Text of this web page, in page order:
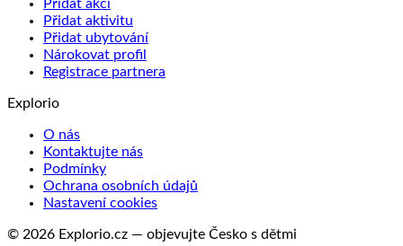
Přidat akci
Přidat aktivitu
Přidat ubytování
Nárokovat profil
Registrace partnera
Explorio
O nás
Kontaktujte nás
Podmínky
Ochrana osobních údajů
Nastavení cookies
© 2026 Explorio.cz — objevujte Česko s dětmi